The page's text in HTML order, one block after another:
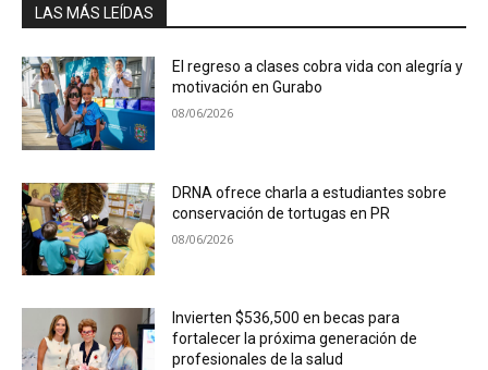
LAS MÁS LEÍDAS
El regreso a clases cobra vida con alegría y
motivación en Gurabo
08/06/2026
DRNA ofrece charla a estudiantes sobre
conservación de tortugas en PR
08/06/2026
Invierten $536,500 en becas para
fortalecer la próxima generación de
profesionales de la salud